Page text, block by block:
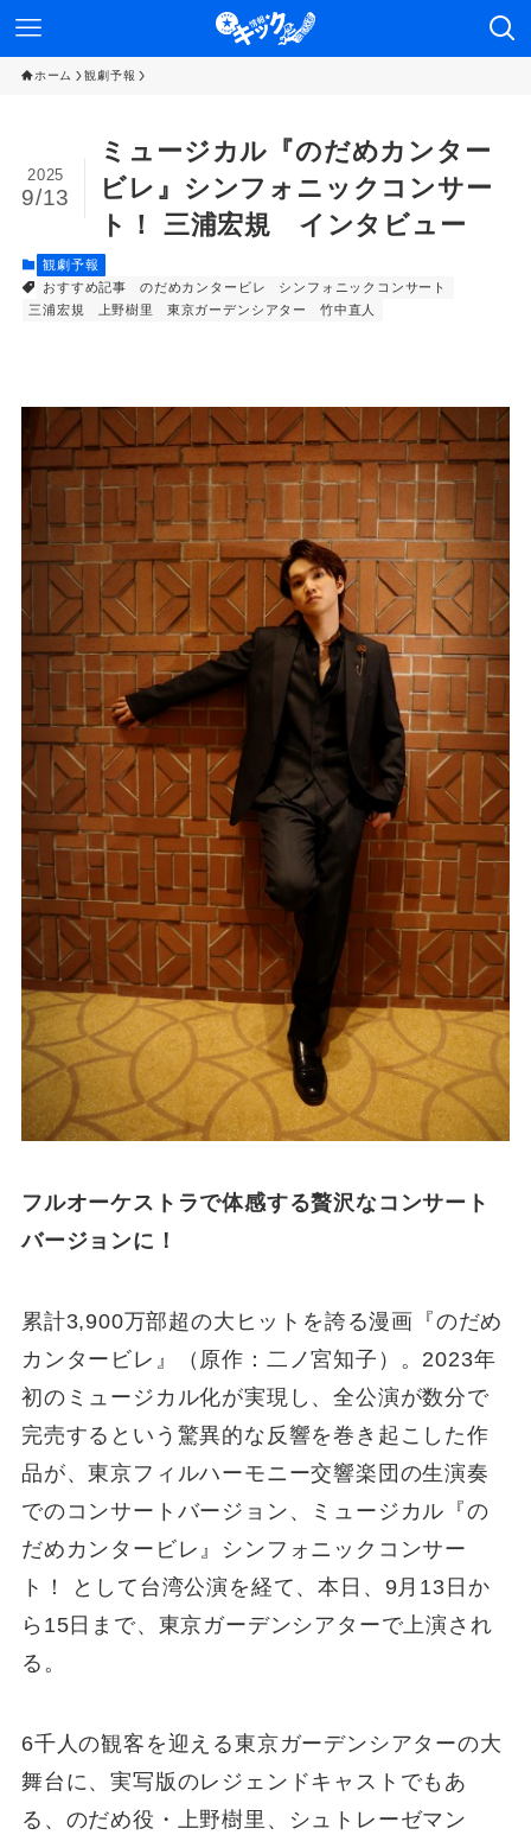
ホーム 観劇予報
ミュージカル『のだめカンター
ビレ』シンフォニックコンサー
ト！ 三浦宏規 インタビュー
2025
9/13
観劇予報
おすすめ記事
のだめカンタービレ
シンフォニックコンサート
三浦宏規
上野樹里 東京ガーデンシアター 竹中直人
フルオーケストラで体感する贅沢なコンサート
バージョンに！
累計3,900万部超の大ヒットを誇る漫画『のだめ
カンタービレ』（原作：二ノ宮知子）。2023年
初のミュージカル化が実現し、全公演が数分で
完売するという驚異的な反響を巻き起こした作
品が、東京フィルハーモニー交響楽団の生演奏
でのコンサートバージョン、ミュージカル『の
だめカンタービレ』シンフォニックコンサー
ト！ として台湾公演を経て、本日、9月13日か
ら15日まで、東京ガーデンシアターで上演され
る。
6千人の観客を迎える東京ガーデンシアターの大
舞台に、実写版のレジェンドキャストでもあ
る、のだめ役・上野樹里、シュトレーゼマン